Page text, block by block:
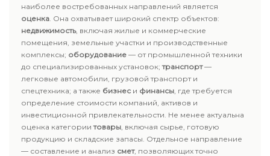
наиболее востребованных направлений является
оценка. Она охватывает широкий спектр объектов:
недвижимость, включая жилые и коммерческие
помещения, земельные участки и производственные
комплексы; оборудование — от промышленной техники
до специализированных установок;транспорт—
легковые автомобили, грузовой транспорт и
спецтехника; а также бизнес и финансы, где требуется
определение стоимости компаний, активов и
инвестиционной привлекательности. Не менее актуальна
оценка категориитовары, включая сырье, готовую
продукцию и складские запасы. Отдельное направление
— составление и анализ смет, позволяющих точно